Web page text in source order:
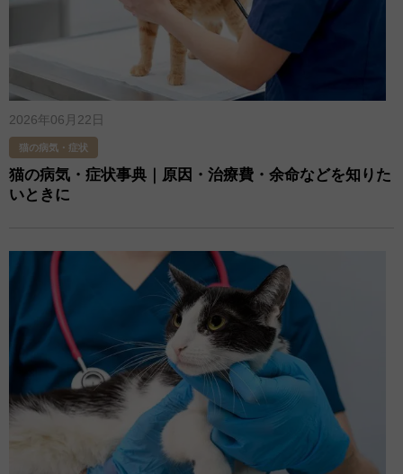
2026年06月22日
猫の病気・症状
猫の病気・症状事典｜原因・治療費・余命などを知りた
いときに